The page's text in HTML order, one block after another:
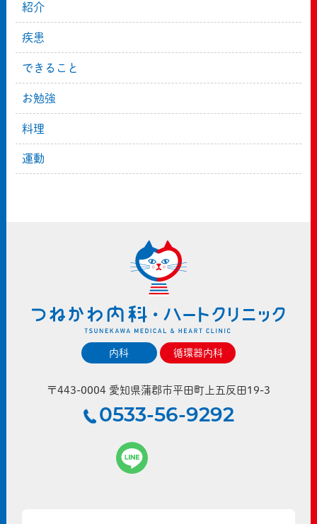
紹介
疾患
できること
お勉強
料理
運動
内科 循環器内科
〒443-0004 愛知県蒲郡市平田町上五反田19-3
0533-56-9292